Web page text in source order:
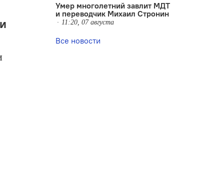
Умер многолетний завлит МДТ
и переводчик Михаил Стронин
11:20, 07 августа
Все новости